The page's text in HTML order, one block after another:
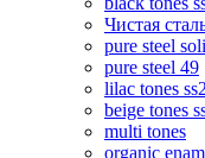
Чистая
pure steel
pure steel 49
lilac tones
beige tones
multi tones
organic